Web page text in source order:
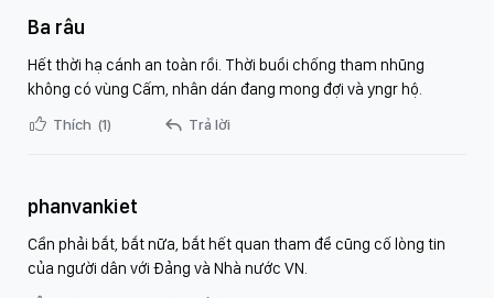
Ba râu
Hết thời hạ cánh an toàn rồi. Thời buổi chống tham nhũng
không có vùng Cấm, nhân dán đang mong đợi và yngr hộ.
Thích (1) Trả lời
phanvankiet
Cần phải bắt, bắt nữa, bắt hết quan tham để cũng cố lòng tin
của người dân với Đảng và Nhà nước VN.